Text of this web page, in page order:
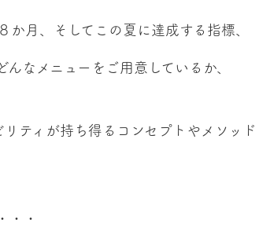
か月、そしてこの夏に達成する指標、
なメニューをご用意しているか、
ティが持ち得るコンセプトやメソッド
・・